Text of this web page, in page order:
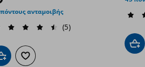
ανταμοιβής
(5)
Προσθήκη στο καλάθι
Προσθήκη στα αγαπημένα